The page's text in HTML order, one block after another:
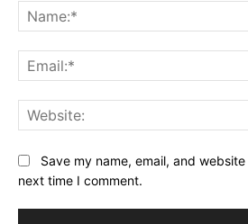
Save my name, email, and
next time I comment.